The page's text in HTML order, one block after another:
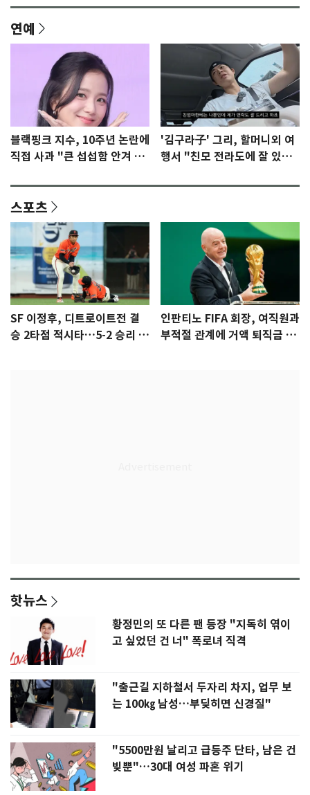
연예
블랙핑크 지수, 10주년 논란에
직접 사과 "큰 섭섭함 안겨 미
'김구라子' 그리, 할머니외 여
행서 "친모 전라도에 잘 있
스포츠
SF 이정후, 디트로이트전 결
승 2타점 적시타…5-2 승리 견
인판티노 FIFA 회장, 여직원과
부적절 관계에 거액 퇴직금 지
핫뉴스
황정민의 또 다른 팬 등장 "지독히 엮이
고 싶었던 건 너" 폭로녀 직격
"출근길 지하철서 두자리 차지, 업무 보
는 100㎏ 남성…부딪히면 신경질"
"5500만원 날리고 급등주 단타, 남은 건
빚뿐"…30대 여성 파혼 위기